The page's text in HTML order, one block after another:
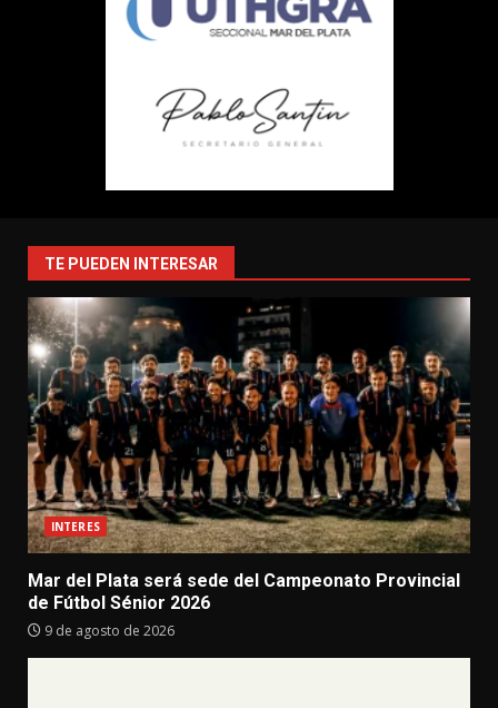
TE PUEDEN INTERESAR
INTERES
Mar del Plata será sede del Campeonato Provincial
de Fútbol Sénior 2026
9 de agosto de 2026